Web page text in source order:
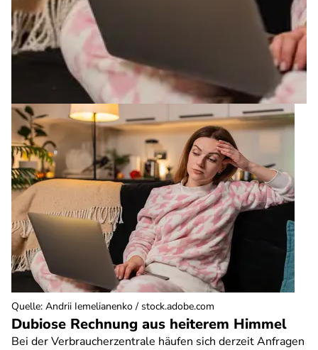
Dubiose Rechnung aus heiterem Himmel
Bei der Verbraucherzentrale häufen sich derzeit Anfragen
Quelle: Andrii Iemelianenko / stock.adobe.com